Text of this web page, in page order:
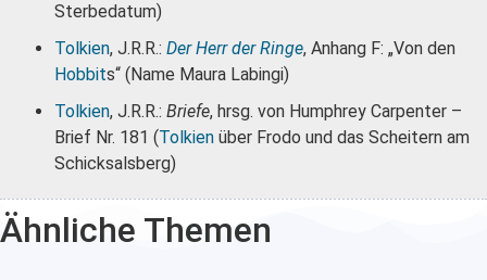
Sterbedatum)
Tolkien, J.R.R.: Der Herr der Ringe, Anhang F: „Von den
Hobbits“ (Name Maura Labingi)
Tolkien, J.R.R.: Briefe, hrsg. von Humphrey Carpenter –
Brief Nr. 181 (Tolkien über Frodo und das Scheitern am
Schicksalsberg)
Ähnliche Themen